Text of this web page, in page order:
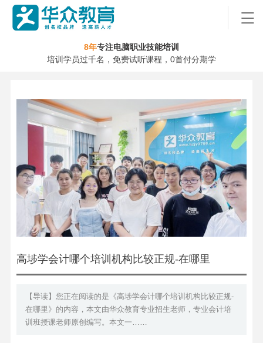
8年专注电脑职业技能培训
培训学员过千名，免费试听课程，0首付分期学
高埗学会计哪个培训机构比较正规-在哪里
【导读】您正在阅读的是《高埗学会计哪个培训机构比较正规-
在哪里》的内容，本文由华众教育专业招生老师，专业会计培
训班授课老师原创编写。本文一……